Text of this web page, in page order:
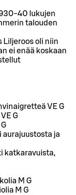
40 lukujen
talouden
Liljeroos oli niin
ei enää koskaan
VE G
G
ja
katkaravuista,
M G
M G